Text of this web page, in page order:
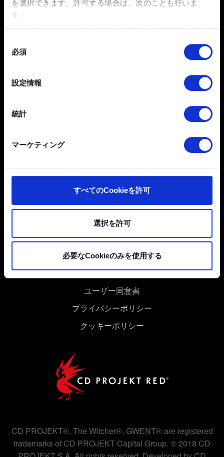
を選択できます。 許可する場合は、次のことも行いま
す：
数メートル以内の誤差の地理的な位置情報を収集
特定の特性（フィンガープリント）を積極的にス
詳細セクション
で個人データの処理方法と設定を行って
ください。「Cookie宣言」からいつでも同意を変更また
だくために必要なものです。その他のCookieは、ウェブ
サイトの品質向上のために、オプションとして技術的お
た、ソーシャルメディア上などでお客様が興味を持ちそ
うなコンテンツをお届けするために、一部のCookieをパ
これらのオプションが有効になることはありません。
細は、下記の「設定」メニューでご確認ください。
必須
設定情報
統計
マーケティング
すべてのCookieを許可
選択を許可
必要なCookieのみを使用する
り、引き換え不可能となっています。不正入手されたコ
ードはそれぞれ8ケタで、GSまたはDGで始まります。
上記コードをお持ちの方でサポートを必要とされる場合
は、購入先にお問合せいただいただくようお願いいたし
ます。
ソーシャルメディア
ユーザー同意書
プライバシーポリシー
クッキーポリシー
CD PROJEKT®, The Witcher®, GWENT® are registered
trademarks of CD PROJEKT Capital Group. © 2018 CD